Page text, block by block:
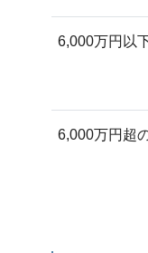
6,000万円以
6,000万円超